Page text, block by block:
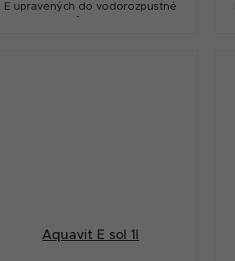
E upravených do vodorozpustné
formy.
Aquavit E sol 1l